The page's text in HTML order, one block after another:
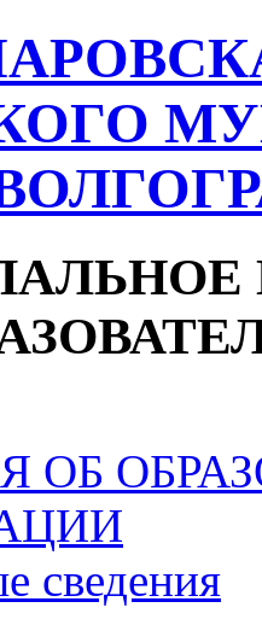
ОБ
сведения